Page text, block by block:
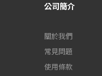
公司簡介
關於我們
常見問題
使用條款